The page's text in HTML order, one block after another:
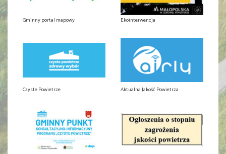
Gminny portal mapowy Ekointerwencja
Czyste Powietrze Aktualna Jakość Powietrza